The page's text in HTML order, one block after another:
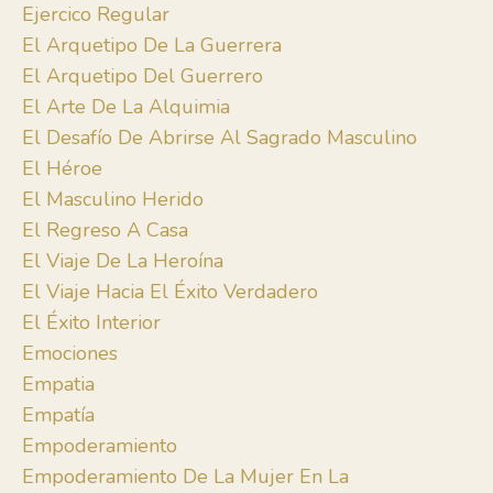
Ejercico Regular
El Arquetipo De La Guerrera
El Arquetipo Del Guerrero
El Arte De La Alquimia
El Desafío De Abrirse Al Sagrado Masculino
El Héroe
El Masculino Herido
El Regreso A Casa
El Viaje De La Heroína
El Viaje Hacia El Éxito Verdadero
El Éxito Interior
Emociones
Empatia
Empatía
Empoderamiento
Empoderamiento De La Mujer En La